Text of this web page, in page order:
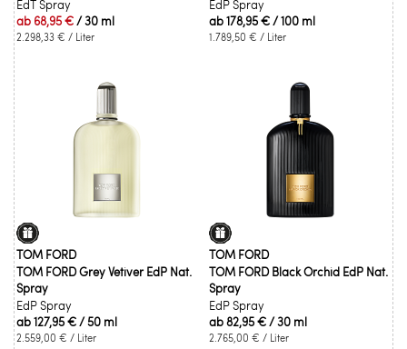
EdT Spray
ab 68,95 €/ 30 ml
2.298,33 € / Liter
EdP Spray
ab178,95 €/ 100 ml
1.789,50 € / Liter
TOM FORD
TOM FORD Grey Vetiver EdP Nat.
Spray
EdP Spray
ab127,95 €/ 50 ml
2.559,00 € / Liter
TOM FORD
TOM FORD Black Orchid EdP Nat.
Spray
EdP Spray
ab82,95 €/ 30 ml
2.765,00 € / Liter